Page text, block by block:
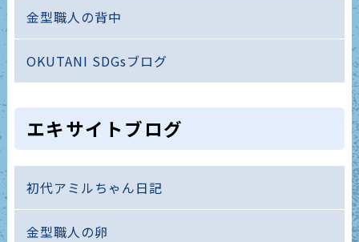
金型職人の背中
OKUTANI SDGsブログ
エキサイトブログ
初代アミルちゃん日記
金型職人の卵